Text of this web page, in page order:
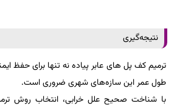
نتیجه‌گیری
ترمیم کف پل‌ های عابر پیاده نه تنها برای حفظ
طول عمر این سازه‌های شهری ضروری است.
با شناخت صحیح علل خرابی، انتخاب روش